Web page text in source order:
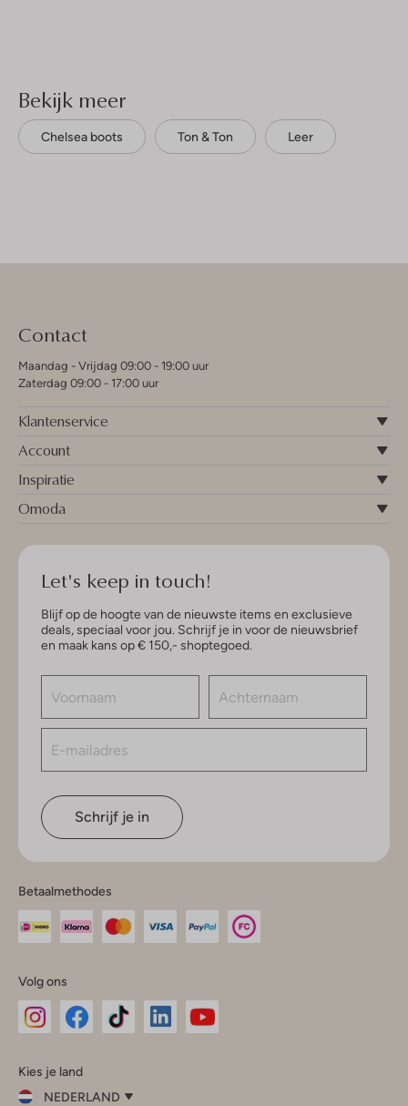
Bekijk meer
Chelsea boots Ton & Ton Leer
Contact
Maandag - Vrijdag 09:00 - 19:00 uur
Zaterdag 09:00 - 17:00 uur
Klantenservice
Account
Inspiratie
Omoda
Let's keep in touch!
Blijf op de hoogte van de nieuwste items en exclusieve
deals, speciaal voor jou. Schrijf je in voor de nieuwsbrief
en maak kans op € 150,- shoptegoed.
Schrijf je in
Betaalmethodes
Volg ons
InstagramFacebook
Kies je land
NEDERLAND